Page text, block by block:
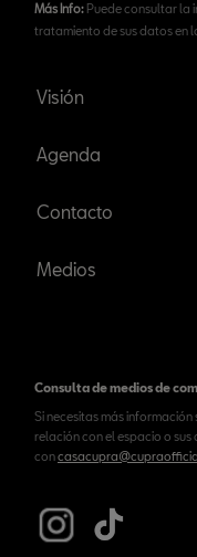
Más Info: Puede consultar la
tratamiento de sus datos en
Visión
Agenda
Contacto
Medios
Consulta de medios de
Si necesitas más
relación con el espacio o
con